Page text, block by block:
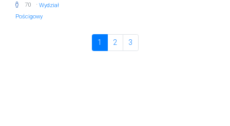
70 · Wydział
Pościgowy
1 2 3